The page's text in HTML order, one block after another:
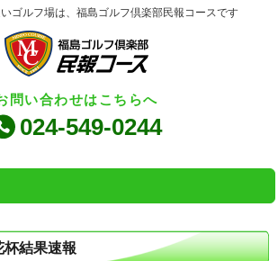
ゴルフ場は、福島ゴルフ倶楽部民報コースです
問い合わせはこちらへ
024-549-0244
結果速報